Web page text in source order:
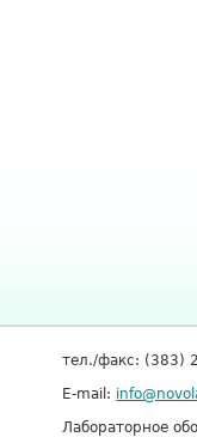
тел./факс: (383)
E-mail:
Лабораторное